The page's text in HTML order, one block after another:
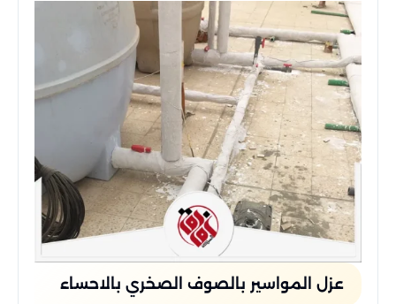
عزل المواسير بالصوف الصخري بالاحساء